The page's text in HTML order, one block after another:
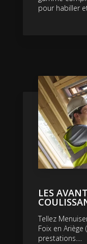
pour habiller
LES
Tellez
Foix en Ariège
prestations....